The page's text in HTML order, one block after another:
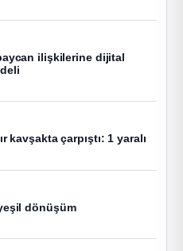
ilişkilerine dijital
kavşakta çarpıştı: 1 yaralı
dönüşüm